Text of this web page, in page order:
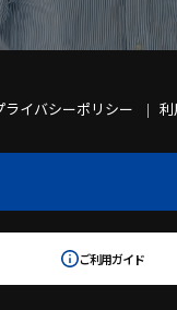
ライバシーポリシー
ご利用ガイド